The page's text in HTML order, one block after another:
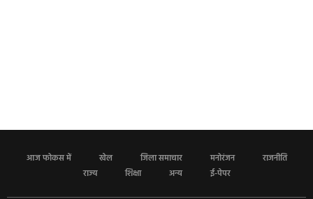
आज फोकस में खेल जिला समाचार मनोरंजन
राजनीति
राज्य
शिक्षा अन्य ई-पेपर